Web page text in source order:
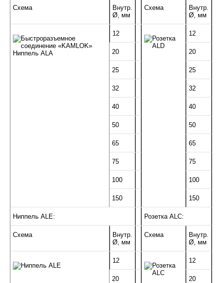
Схема
Внутр.
Ø, мм
Схема
Внутр.
Ø, мм
12 12
20 20
25 25
32 32
40 40
50 50
65 65
75 75
100 100
150 150
Ниппель ALE: Розетка ALC:
Схема
Внутр.
Ø, мм
Схема
Внутр.
Ø, мм
12 12
20 20